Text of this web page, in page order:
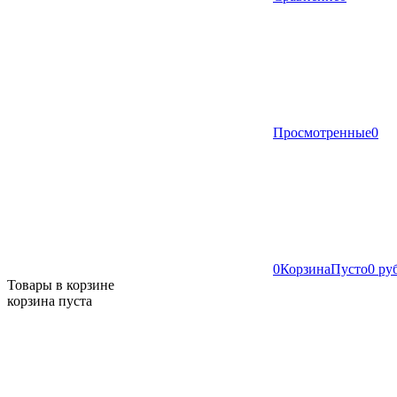
Просмотренные0
0КорзинаПусто0
Товары в корзине
корзина пуста